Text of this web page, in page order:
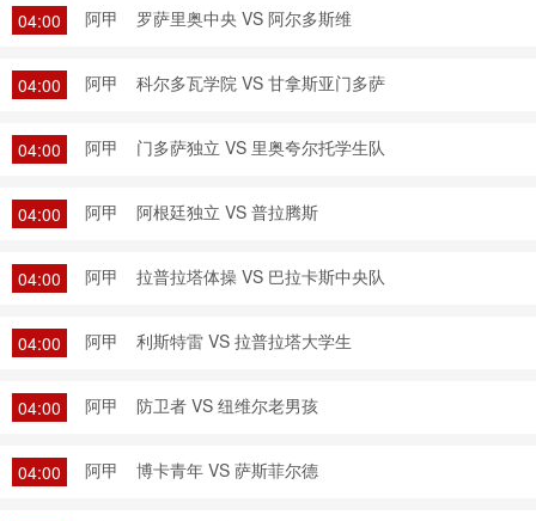
04:00 阿甲 罗萨里奥中央 VS 阿尔多斯维
04:00 阿甲 科尔多瓦学院 VS 甘拿斯亚门多萨
04:00 阿甲 门多萨独立 VS 里奥夸尔托学生队
04:00 阿甲 阿根廷独立 VS 普拉腾斯
04:00 阿甲 拉普拉塔体操 VS 巴拉卡斯中央队
04:00 阿甲 利斯特雷 VS 拉普拉塔大学生
04:00 阿甲 防卫者 VS 纽维尔老男孩
04:00 阿甲 博卡青年 VS 萨斯菲尔德